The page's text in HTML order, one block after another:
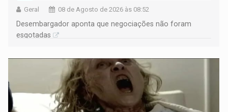
Geral 08 de Agosto de 2026 às 08:52
Desembargador aponta que negociações não foram
esgotadas